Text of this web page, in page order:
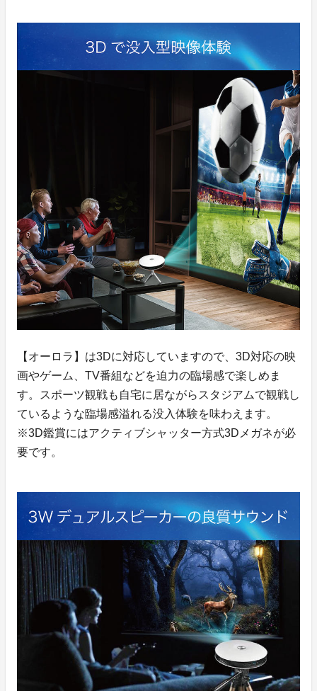
【オーロラ】は3Dに対応していますので、3D対応の映
画やゲーム、TV番組などを迫力の臨場感で楽しめま
す。スポーツ観戦も自宅に居ながらスタジアムで観戦し
ているような臨場感溢れる没入体験を味わえます。
※3D鑑賞にはアクティブシャッター方式3Dメガネが必
要です。